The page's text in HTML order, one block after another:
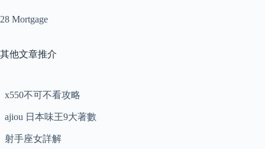
28 Mortgage
其他文章推介
x550不可不看攻略
ajiou 日本味王9大著數
射手座女詳解